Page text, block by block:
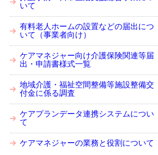
いて
有料老人ホームの設置などの届出につ
いて（事業者向け）
ケアマネジャー向け介護保険関連等届
出・申請書様式一覧
地域介護・福祉空間整備等施設整備交
付金に係る調査
ケアプランデータ連携システムについ
て
ケアマネジャーの業務と役割について